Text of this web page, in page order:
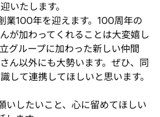
いたします。
業100年を迎えます。100周年の
が加わってくれることは大変嬉し
グループに加わった新しい仲間
ん以外にも大勢います。ぜひ、同
して連携してほしいと思います。
いしたいこと、心に留めてほしい